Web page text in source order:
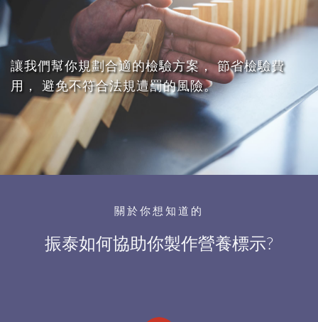
讓我們幫你規劃合適的檢驗方案， 節省檢驗費
用， 避免不符合法規遭罰的風險。
關於你想知道的
振泰如何協助你製作營養標示?